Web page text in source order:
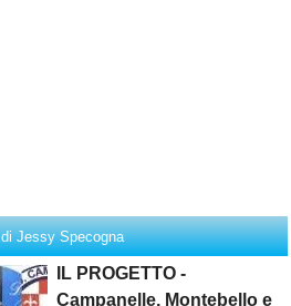
di Jessy Specogna
IL PROGETTO -
Campanelle, Montebello e